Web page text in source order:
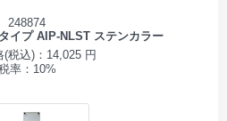
248874
イプ AIP-NLST ステンカラー
(税込)：14,025 円
率：10%